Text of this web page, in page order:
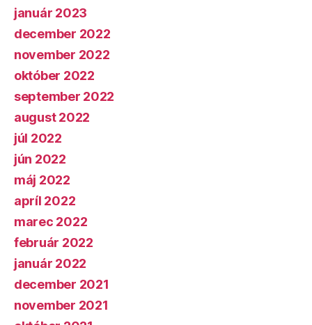
január 2023
december 2022
november 2022
október 2022
september 2022
august 2022
júl 2022
jún 2022
máj 2022
apríl 2022
marec 2022
február 2022
január 2022
december 2021
november 2021